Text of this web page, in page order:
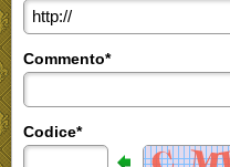
Commento*
Codice*